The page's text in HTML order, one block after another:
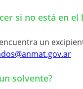
si no está en
un
solvente?